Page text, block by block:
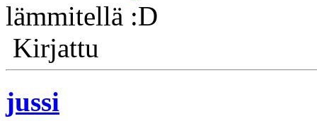
lämmitellä
Kirjattu
jussi